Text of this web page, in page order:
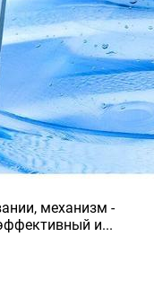
механизм -
и...